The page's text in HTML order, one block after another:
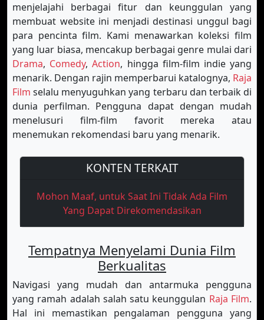
menjelajahi berbagai fitur dan keunggulan yang
membuat website ini menjadi destinasi unggul bagi
para pencinta film. Kami menawarkan koleksi film
yang luar biasa, mencakup berbagai genre mulai dari
Drama, Comedy,Action, hingga film-film indie yang
menarik. Dengan rajin memperbarui katalognya, Raja
Film selalu menyuguhkan yang terbaru dan terbaik di
dunia perfilman. Pengguna dapat dengan mudah
menelusuri film-film favorit mereka atau
menemukan rekomendasi baru yang menarik.
KONTEN TERKAIT
Mohon Maaf, untuk Saat Ini Tidak Ada Film
Yang Dapat Direkomendasikan
Tempatnya Menyelami Dunia Film
Berkualitas
Navigasi yang mudah dan antarmuka pengguna
yang ramah adalah salah satu keunggulan Raja Film.
Hal ini memastikan pengalaman pengguna yang